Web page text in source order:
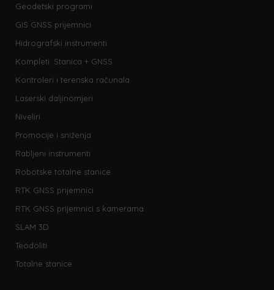
Geodetski programi
GIS GNSS prijemnici
Hidrografski instrumenti
Kompleti: Stanica + GNSS
Kontroleri i terenska računala
Laserski daljinomjeri
Niveliri
Promocije i sniženja
Rabljeni instrumenti
Robotske totalne stanice
RTK GNSS prijemnici
RTK GNSS prijemnici s kamerama
SLAM 3D
Teodoliti
Totalne stanice